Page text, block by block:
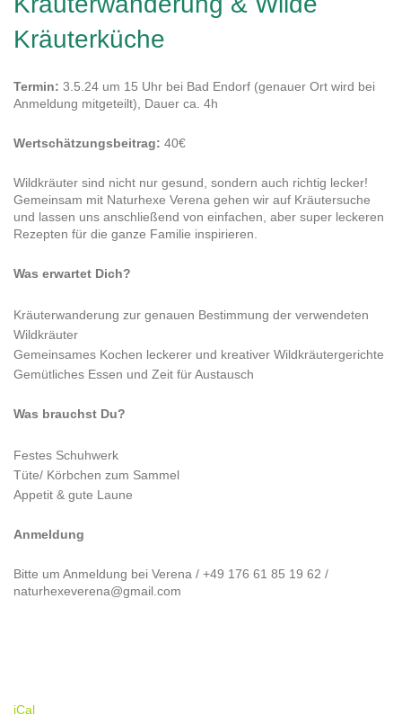
Kräuterküche
Termin: 3.5.24 um 15 Uhr bei Bad Endorf (genauer Ort wird bei
Anmeldung mitgeteilt), Dauer ca. 4h
Wertschätzungsbeitrag: 40€
Wildkräuter sind nicht nur gesund, sondern auch richtig lecker!
Gemeinsam mit Naturhexe Verena gehen wir auf Kräutersuche
und lassen uns anschließend von einfachen, aber super leckeren
Rezepten für die ganze Familie inspirieren.
Was erwartet Dich?
Kräuterwanderung zur genauen Bestimmung der verwendeten
Wildkräuter
Gemeinsames Kochen leckerer und kreativer Wildkräutergerichte
Gemütliches Essen und Zeit für Austausch
Was brauchst Du?
Festes Schuhwerk
Tüte/ Körbchen zum Sammel
Appetit & gute Laune
Anmeldung
Bitte um Anmeldung bei Verena / +49 176 61 85 19 62 /
naturhexeverena@gmail.com
iCal